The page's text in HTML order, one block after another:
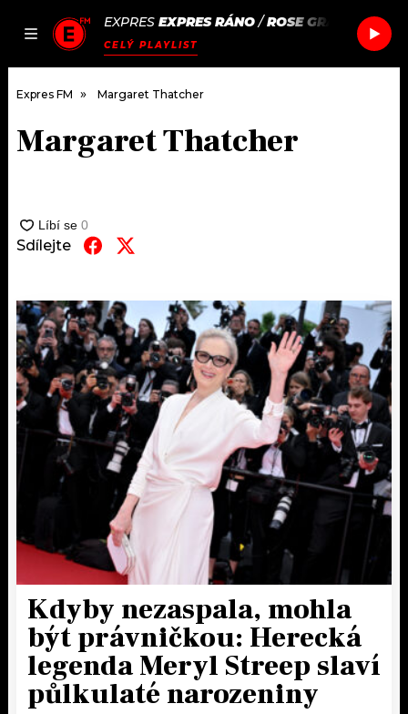
JAK
SEZNAM.CZ
EXPRES EXPRES RÁNO/ROSE GRAY CLUB
CELÝ PLAYLIST
DOMŮ
AKTUÁLNĚ
ROZHOVORY
#NEBUDUDOMA
KALENDÁŘ
KVÍZY
TRENDY
MIX
OSTATNÍ
PODCASTY
RÁDIO
APLIKACE
PROGRAM
PLAYLIST
JAK NALADIT
SOUTĚŽE
Expres FM Margaret Thatcher
Margaret Thatcher
Sdílejte
Kdyby nezaspala, mohla
být právničkou: Herecká
legenda Meryl Streep slaví
půlkulaté narozeniny